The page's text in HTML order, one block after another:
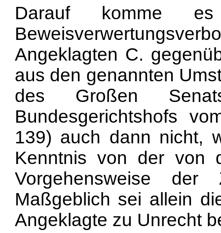
Darauf komme
Angeklagten C.
aus den genannten
des Großen
Bundesgerichtshofs
139) auch dann nicht,
Kenntnis von der von
Vorgehensweise
Maßgeblich sei allein
Angeklagte zu Unrecht